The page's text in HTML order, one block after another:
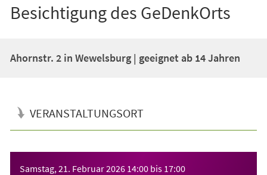
Besichtigung des GeDenkOrts
Ahornstr. 2 in Wewelsburg | geeignet ab 14 Jahren
VERANSTALTUNGSORT
Samstag, 21. Februar 2026 14:00 bis 17:00